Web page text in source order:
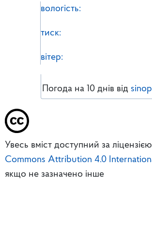
вологість:
тиск:
вітер:
Погода на 10 днів від
Увесь вміст доступний за ліцензією
Commons Attribution 4.0
якщо не зазначено інше